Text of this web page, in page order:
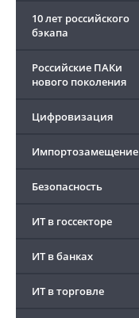
10 лет российского
бэкапа
Российские ПАКи
нового поколения
Цифровизация
Импортозамещение
Безопасность
ИТ в госсекторе
ИТ в банках
ИТ в торговле